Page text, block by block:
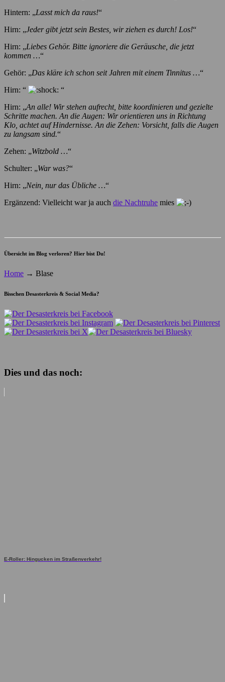
Hintern: „Lasst mich da raus!“
Hirn: „Jeder gibt jetzt sein Bestes, wir ziehen es durch! Los!“
Hirn: „Liebes Gehör. Bitte ignoriere die Geräusche, die jetzt
kommen …“
Gehör: „Das kläre ich schon seit Jahren mit einem Tinnitus …“
Hirn: “
“
Hirn: „An alle! Wir stehen aufrecht, bitte koordinieren und gezielte
Schritte machen. An die Augen: Wir orientieren uns in Richtung
Klo, achtet auf Hindernisse. An die Zehen: Vorsicht, falls die Augen
zu langsam sind.“
Zehen: „Witzbold …“
Schulter: „War was?“
Hirn: „Nein, nur das Übliche …“
Ergänzend: Vielleicht war ja auch die Nachtruhe mies
Übersicht im Blog verloren? Hier bist Du!
Home → Blase
Bisschen Desasterkreis & Social Media?
Dies und das noch:
E-Roller: Hingucken im Straßenverkehr!